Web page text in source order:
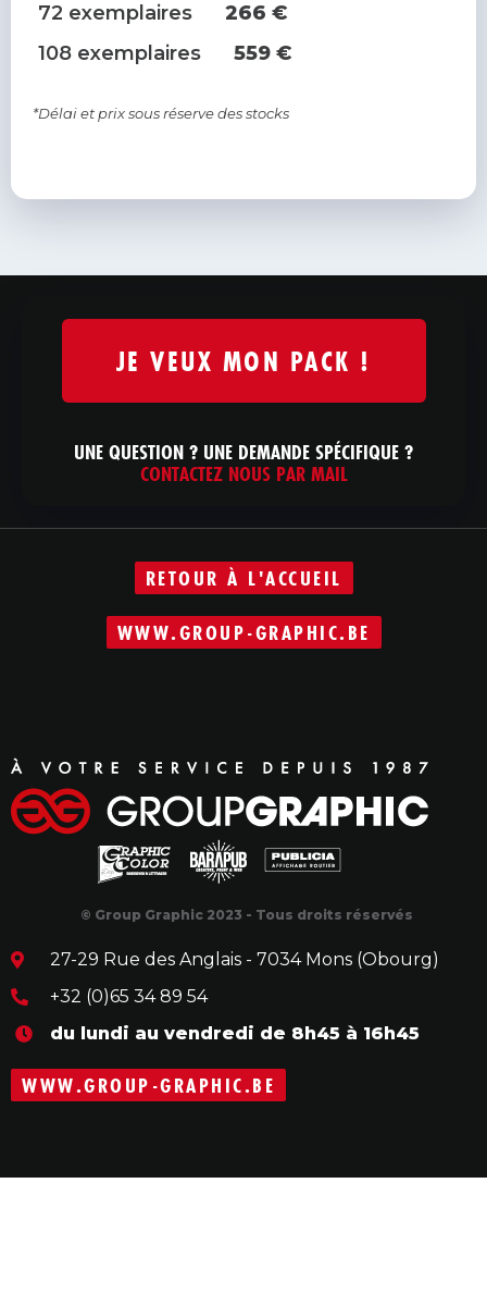
72 exemplaires
266 €
108 exemplaires
559 €
*Délai et prix sous réserve des stocks
JE VEUX MON PACK !
UNE QUESTION ? UNE DEMANDE SPÉCIFIQUE ?
CONTACTEZ NOUS PAR MAIL
RETOUR À L'ACCUEIL
WWW.GROUP-GRAPHIC.BE
© Group Graphic 2023 - Tous droits réservés
27-29 Rue des Anglais - 7034 Mons (Obourg)
+32 (0)65 34 89 54
du lundi au vendredi de 8h45 à 16h45
WWW.GROUP-GRAPHIC.BE